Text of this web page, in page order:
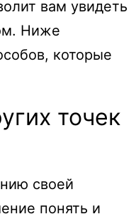
вам увидеть
Ниже
которые
точек
своей
понять и